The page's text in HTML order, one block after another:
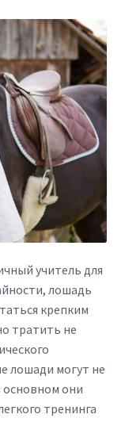
учитель для
лошадь
крепким
тратить не
лошади могут не
они
тренинга